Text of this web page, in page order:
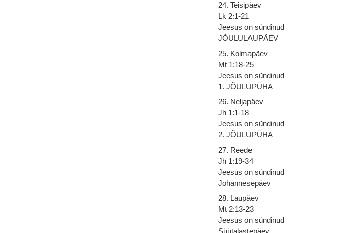
24. Teisipäev
Lk 2:1-21
Jeesus on sündinud
JÕULULAUPÄEV
25. Kolmapäev
Mt 1:18-25
Jeesus on sündinud
1. JÕULUPÜHA
26. Neljapäev
Jh 1:1-18
Jeesus on sündinud
2. JÕULUPÜHA
27. Reede
Jh 1:19-34
Jeesus on sündinud
Johannesepäev
28. Laupäev
Mt 2:13-23
Jeesus on sündinud
Süütalastepäev